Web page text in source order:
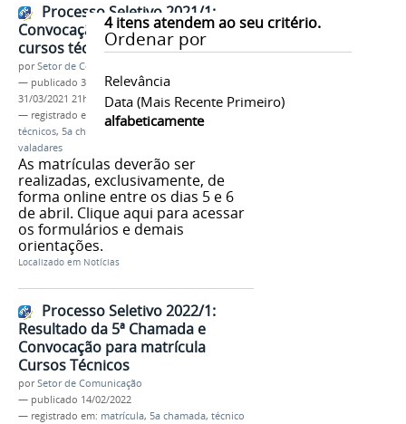
4itens atendem ao seu critério.
Ordenar por
Relevância
Data (mais Recente Primeiro)
alfabeticamente
Processo Seletivo 2021/1:
Convocação para 5ª chamada dos
cursos técnicos Integrados
porSetor de Comunicação
— publicado 31/03/2021—última modificação
31/03/2021 21h28
— registrado em:
processo seletivo 2021
técnicos, 5a chamada
valadares
As matrículas deverão ser
realizadas, exclusivamente, de
forma online entre os dias 5 e 6
de abril. Clique aqui para acessar
os formulários e demais
orientações.
Localizado em Notícias
Processo Seletivo 2022/1:
Resultado da 5ª Chamada e
Convocação para matrícula
Cursos Técnicos
porSetor de Comunicação
— publicado 14/02/2022
— registrado em: matrícula, 5a chamada, técnico